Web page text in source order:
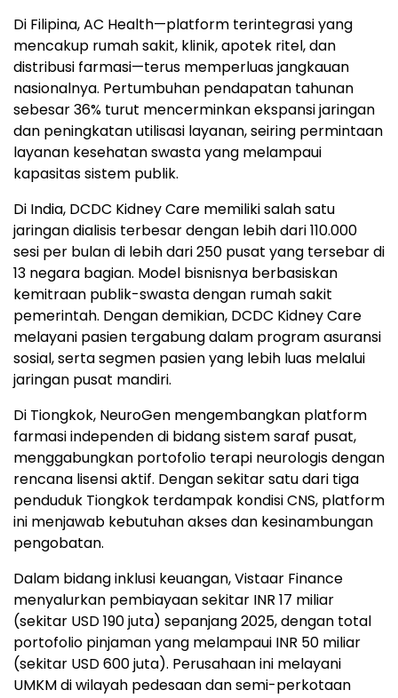
Di Filipina, AC Health—platform terintegrasi yang
mencakup rumah sakit, klinik, apotek ritel, dan
distribusi farmasi—terus memperluas jangkauan
nasionalnya. Pertumbuhan pendapatan tahunan
sebesar 36% turut mencerminkan ekspansi jaringan
dan peningkatan utilisasi layanan, seiring permintaan
layanan kesehatan swasta yang melampaui
kapasitas sistem publik.
Di India, DCDC Kidney Care memiliki salah satu
jaringan dialisis terbesar dengan lebih dari 110.000
sesi per bulan di lebih dari 250 pusat yang tersebar di
13 negara bagian. Model bisnisnya berbasiskan
kemitraan publik-swasta dengan rumah sakit
pemerintah. Dengan demikian, DCDC Kidney Care
melayani pasien tergabung dalam program asuransi
sosial, serta segmen pasien yang lebih luas melalui
jaringan pusat mandiri.
Di Tiongkok, NeuroGen mengembangkan platform
farmasi independen di bidang sistem saraf pusat,
menggabungkan portofolio terapi neurologis dengan
rencana lisensi aktif. Dengan sekitar satu dari tiga
penduduk Tiongkok terdampak kondisi CNS, platform
ini menjawab kebutuhan akses dan kesinambungan
pengobatan.
Dalam bidang inklusi keuangan, Vistaar Finance
menyalurkan pembiayaan sekitar INR 17 miliar
(sekitar USD 190 juta) sepanjang 2025, dengan total
portofolio pinjaman yang melampaui INR 50 miliar
(sekitar USD 600 juta). Perusahaan ini melayani
UMKM di wilayah pedesaan dan semi-perkotaan